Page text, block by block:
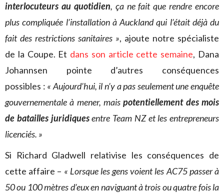
interlocuteurs au quotidien, ça ne fait que rendre encore
plus compliquée l’installation à Auckland qui l’était déjà du
fait des restrictions sanitaires », ajoute notre spécialiste
de la Coupe. Et dans son article cette semaine, Dana
Johannsen pointe d’autres conséquences
possibles : « Aujourd’hui, il n’y a pas seulement une enquête
gouvernementale à mener, maispotentiellement des mois
de batailles juridiquesentre Team NZ et les entrepreneurs
licenciés. »
Si Richard Gladwell relativise les conséquences de
cette affaire – « Lorsque les gens voient les AC75 passer à
50 ou 100 mètres d’eux en naviguant à trois ou quatre fois la